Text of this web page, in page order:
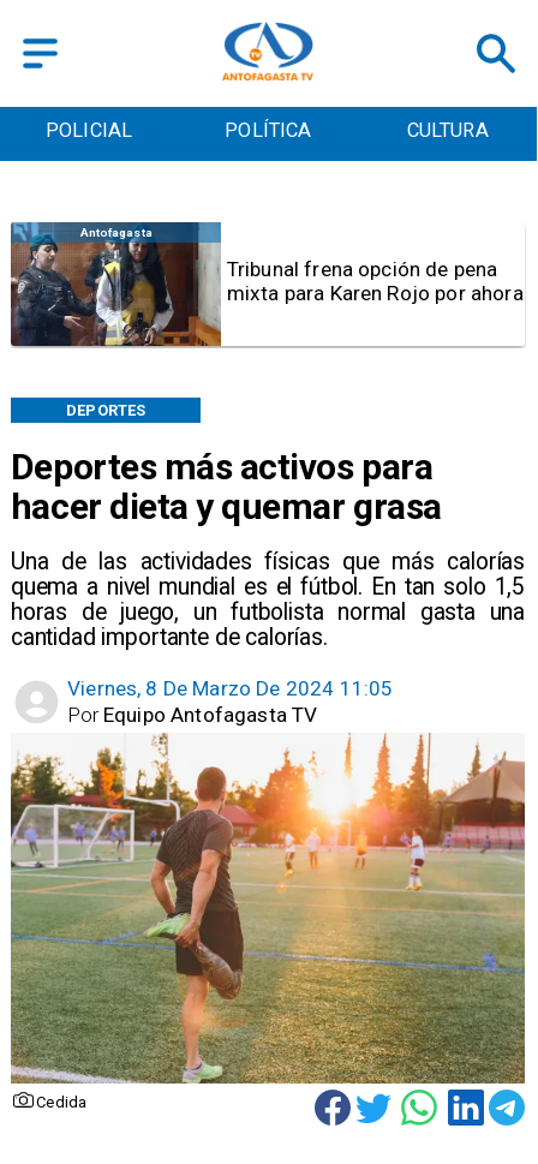
POLICIAL POLÍTICA CULTURA
Deportes más activos para
hacer dieta y quemar grasa
Una de las actividades físicas que más calorías
quema a nivel mundial es el fútbol. En tan solo 1,5
horas de juego, un futbolista normal gasta una
cantidad importante de calorías.
DEPORTES
Viernes, 8 De Marzo De 2024 11:05
Equipo Antofagasta TV
Por
Cedida
Antofagasta
Tribunal frena opción de pena
mixta para Karen Rojo por ahora